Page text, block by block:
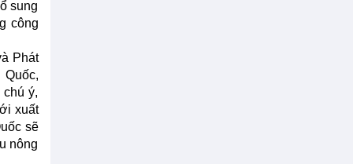
sung
công
Phát
Quốc,
ý,
xuất
sẽ
nông